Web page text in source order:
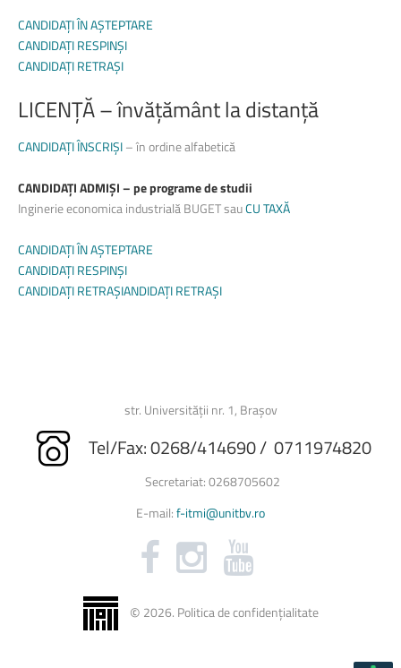
CANDIDAȚI ÎN AȘTEPTARE
CANDIDAȚI RESPINȘI
CANDIDAȚI RETRAȘI
LICENȚĂ–învățământladistanță
CANDIDAȚI ÎNSCRIȘI– în ordine alfabetică
CANDIDAȚI ADMIȘI – pe programe de studii
Inginerie economica industrială BUGET sauCU TAXĂ
CANDIDAȚI ÎN AȘTEPTARE
CANDIDAȚI RESPINȘI
CANDIDAȚI RETRAȘIANDIDAȚI RETRAȘI
str. Universității nr. 1, Brașov
Tel/Fax: 0268/414690 / 0711974820
Secretariat: 0268705602
E-mail:f-itmi@unitbv.ro
© 2026. Politica de confidențialitate